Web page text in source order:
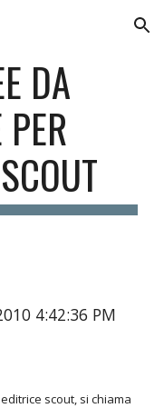
Skip to navigation
DA
4:42:36 PM
scout, si chiama